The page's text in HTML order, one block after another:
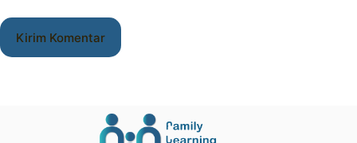
Kirim Komentar